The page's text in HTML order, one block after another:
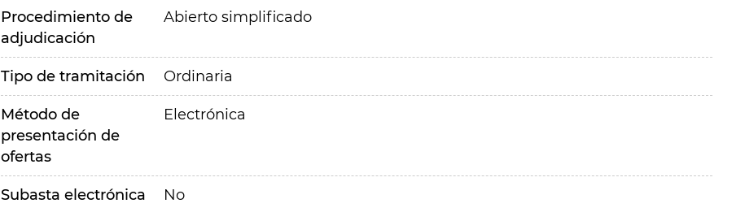
Procedimiento de
adjudicación
Abierto simplificado
Tipo de tramitación Ordinaria
Método de
presentación de
ofertas
Electrónica
Subasta electrónica No